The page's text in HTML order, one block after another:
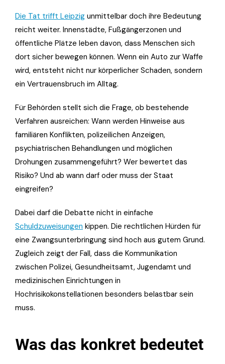
Die Tat trifft Leipzig unmittelbar doch ihre Bedeutung
reicht weiter. Innenstädte, Fußgängerzonen und
öffentliche Plätze leben davon, dass Menschen sich
dort sicher bewegen können. Wenn ein Auto zur Waffe
wird, entsteht nicht nur körperlicher Schaden, sondern
ein Vertrauensbruch im Alltag.
Für Behörden stellt sich die Frage, ob bestehende
Verfahren ausreichen: Wann werden Hinweise aus
familiären Konflikten, polizeilichen Anzeigen,
psychiatrischen Behandlungen und möglichen
Drohungen zusammengeführt? Wer bewertet das
Risiko? Und ab wann darf oder muss der Staat
eingreifen?
Dabei darf die Debatte nicht in einfache
Schuldzuweisungen kippen. Die rechtlichen Hürden für
eine Zwangsunterbringung sind hoch aus gutem Grund.
Zugleich zeigt der Fall, dass die Kommunikation
zwischen Polizei, Gesundheitsamt, Jugendamt und
medizinischen Einrichtungen in
Hochrisikokonstellationen besonders belastbar sein
muss.
Was das konkret bedeutet